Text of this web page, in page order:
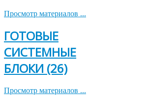
Просмотр материалов ...
ГОТОВЫЕ
СИСТЕМНЫЕ
БЛОКИ (26)
Просмотр материалов ...